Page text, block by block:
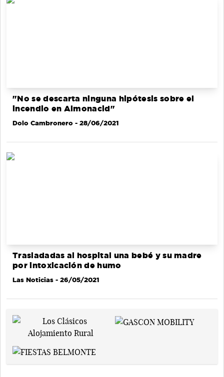
"No se descarta ninguna hipótesis sobre el
incendio en Almonacid"
Dolo Cambronero - 28/06/2021
Trasladadas al hospital una bebé y su madre
por intoxicación de humo
Las Noticias - 26/05/2021